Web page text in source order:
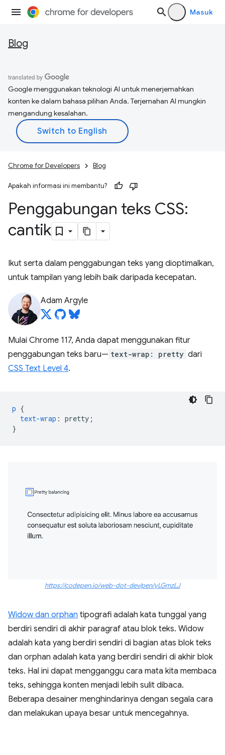
Masuk
Blog
Google menggunakan teknologi AI untuk menerjemahkan
konten ke dalam bahasa pilihan Anda. Terjemahan AI mungkin
mengandung kesalahan.
Chrome for Developers Blog
Apakah informasi ini membantu?
Penggabungan teks CSS:
cantik
Ikut serta dalam penggabungan teks yang dioptimalkan,
untuk tampilan yang lebih baik daripada kecepatan.
Adam Argyle
Mulai Chrome 117, Anda dapat menggunakan fitur
penggabungan teks baru— text-wrap: pretty dari
CSS Text Level 4.
p {
text-wrap : pretty ;
}
https://codepen.io/web-dot-dev/pen/yLGmzLJ
Widow dan orphan tipografi adalah kata tunggal yang
berdiri sendiri di akhir paragraf atau blok teks. Widow
adalah kata yang berdiri sendiri di bagian atas blok teks
dan orphan adalah kata yang berdiri sendiri di akhir blok
teks. Hal ini dapat mengganggu cara mata kita membaca
teks, sehingga konten menjadi lebih sulit dibaca.
Beberapa desainer menghindarinya dengan segala cara
dan melakukan upaya besar untuk mencegahnya.